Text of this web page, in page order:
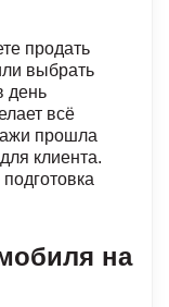
продать
выбрать
день
всё
прошла
клиента.
на